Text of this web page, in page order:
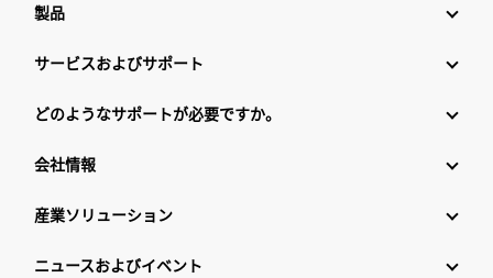
製品
サービスおよびサポート
どのようなサポートが必要ですか。
会社情報
産業ソリューション
ニュースおよびイベント